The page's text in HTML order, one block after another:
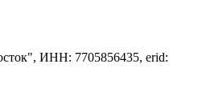
ИНН: 7705856435, erid: